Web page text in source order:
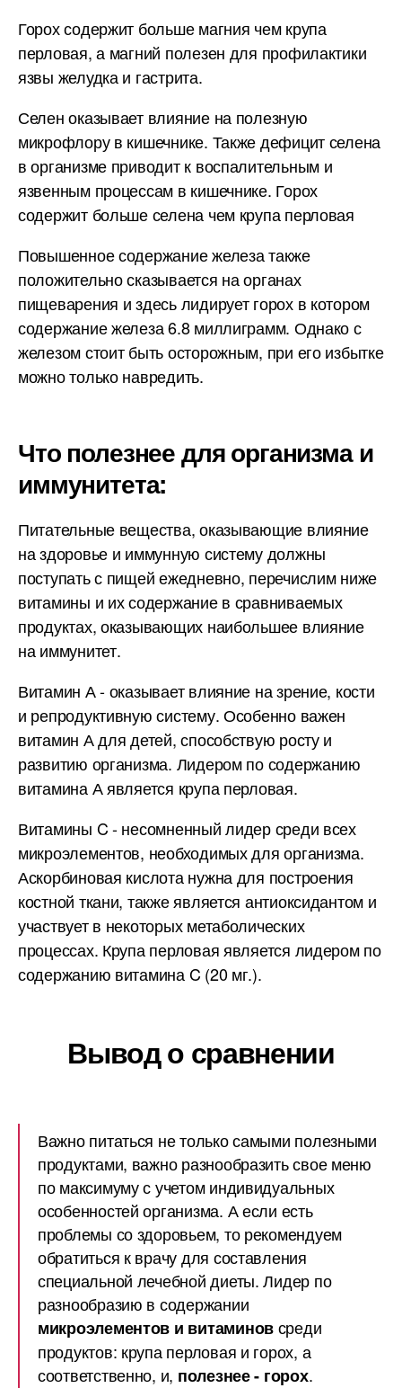
Горох содержит больше магния чем крупа
перловая, а магний полезен для профилактики
язвы желудка и гастрита.
Селен оказывает влияние на полезную
микрофлору в кишечнике. Также дефицит селена
в организме приводит к воспалительным и
язвенным процессам в кишечнике. Горох
содержит больше селена чем крупа перловая
Повышенное содержание железа также
положительно сказывается на органах
пищеварения и здесь лидирует горох в котором
содержание железа 6.8 миллиграмм. Однако с
железом стоит быть осторожным, при его избытке
можно только навредить.
Что полезнее для организма и
иммунитета:
Питательные вещества, оказывающие влияние
на здоровье и иммунную систему должны
поступать с пищей ежедневно, перечислим ниже
витамины и их содержание в сравниваемых
продуктах, оказывающих наибольшее влияние
на иммунитет.
Витамин А - оказывает влияние на зрение, кости
и репродуктивную систему. Особенно важен
витамин А для детей, способствую росту и
развитию организма. Лидером по содержанию
витамина А является крупа перловая.
Витамины C - несомненный лидер среди всех
микроэлементов, необходимых для организма.
Аскорбиновая кислота нужна для построения
костной ткани, также является антиоксидантом и
участвует в некоторых метаболических
процессах. Крупа перловая является лидером по
содержанию витамина C (20 мг.).
Вывод о сравнении
Важно питаться не только самыми полезными
продуктами, важно разнообразить свое меню
по максимуму с учетом индивидуальных
особенностей организма. А если есть
проблемы со здоровьем, то рекомендуем
обратиться к врачу для составления
специальной лечебной диеты. Лидер по
разнообразию в содержании
микроэлементов и витаминовсреди
продуктов: крупа перловая и горох, а
соответственно, и, полезнее - горох.